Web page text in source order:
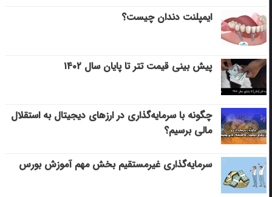
ایمپلنت دندان چیست؟
پیش بینی قیمت تتر تا پایان سال ۱۴۰۲
چگونه با سرمایه‌گذاری در ارزهای دیجیتال به استقلال
مالی برسیم؟
سرمایه‌گذاری غیرمستقیم بخش مهم آموزش بورس